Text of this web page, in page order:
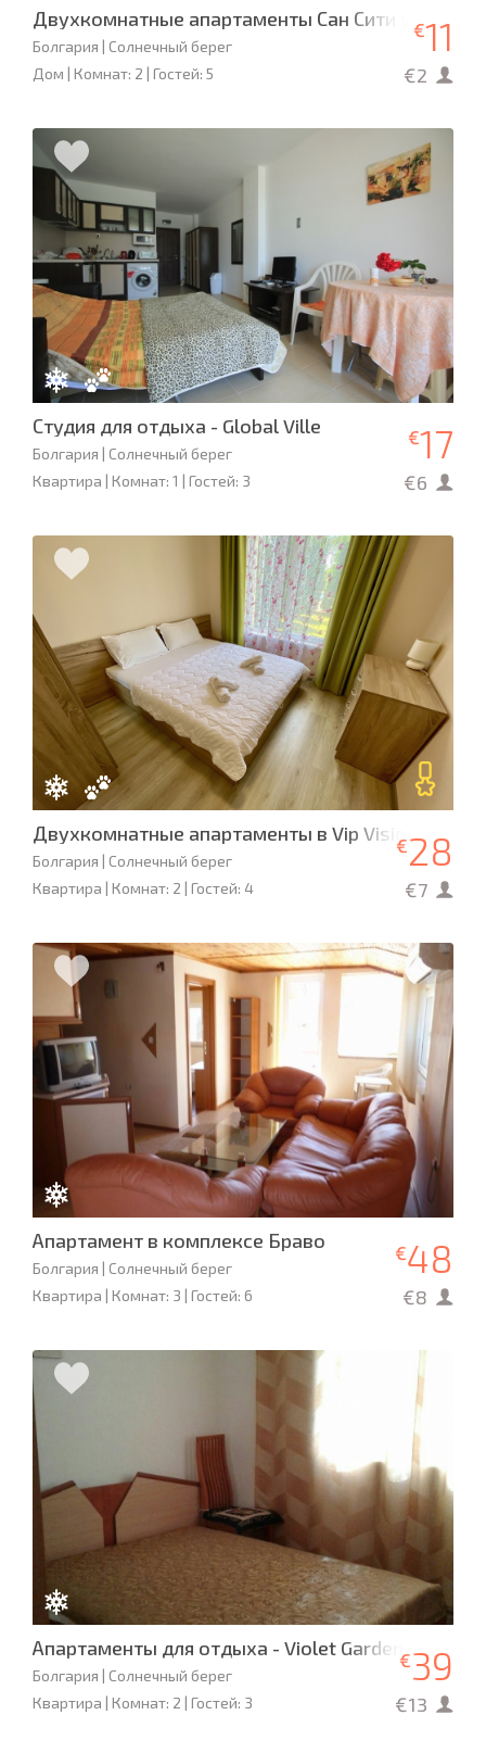
Двухкомнатные апартаменты Сан Сити у моря
Болгария | Солнечный берег
Дом | Комнат: 2 | Гостей: 5
€11
€2
Студия для отдыха - Global Ville
Болгария | Солнечный берег
Квартира | Комнат: 1 | Гостей: 3
€17
€6
Двухкомнатные апартаменты в Vip Vision
Болгария | Солнечный берег
Квартира | Комнат: 2 | Гостей: 4
€28
€7
Апартамент в комплексе Браво
Болгария | Солнечный берег
Квартира | Комнат: 3 | Гостей: 6
€48
€8
Апартаменты для отдыха - Violet Garden
Болгария | Солнечный берег
Квартира | Комнат: 2 | Гостей: 3
€39
€13